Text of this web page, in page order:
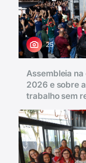
25
Assembleia na
2026 e sobre
trabalho sem